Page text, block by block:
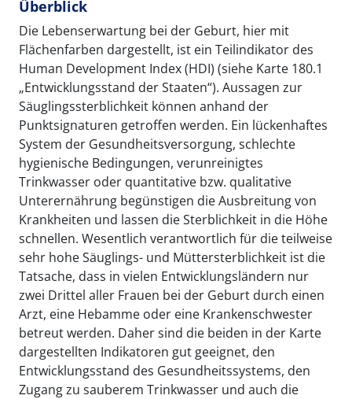
Überblick
Die Lebenserwartung bei der Geburt, hier mit
Flächenfarben dargestellt, ist ein Teilindikator des
Human Development Index (HDI) (siehe Karte 180.1
„Entwicklungsstand der Staaten“). Aussagen zur
Säuglingssterblichkeit können anhand der
Punktsignaturen getroffen werden. Ein lückenhaftes
System der Gesundheitsversorgung, schlechte
hygienische Bedingungen, verunreinigtes
Trinkwasser oder quantitative bzw. qualitative
Unterernährung begünstigen die Ausbreitung von
Krankheiten und lassen die Sterblichkeit in die Höhe
schnellen. Wesentlich verantwortlich für die teilweise
sehr hohe Säuglings- und Müttersterblichkeit ist die
Tatsache, dass in vielen Entwicklungsländern nur
zwei Drittel aller Frauen bei der Geburt durch einen
Arzt, eine Hebamme oder eine Krankenschwester
betreut werden. Daher sind die beiden in der Karte
dargestellten Indikatoren gut geeignet, den
Entwicklungsstand des Gesundheitssystems, den
Zugang zu sauberem Trinkwasser und auch die